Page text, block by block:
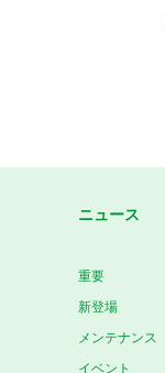
ニュース
重要
新登場
メンテナンス
イベント